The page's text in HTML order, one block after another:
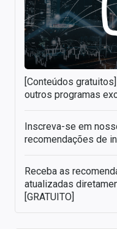
[Conteúdos
outros programas
Inscreva-se em
recomendações de
Receba as
atualizadas
[GRATUITO]